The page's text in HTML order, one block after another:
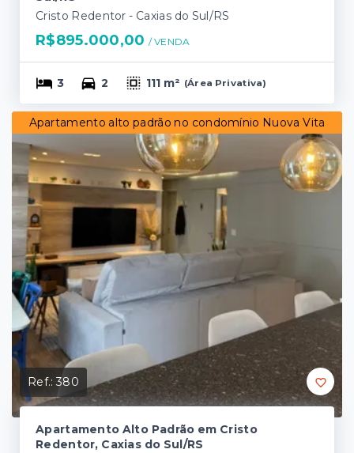
Cristo Redentor - Caxias do Sul/RS
R$895.000,00 / VENDA
3 2 111 m² (Área Privativa)
Apartamento alto padrão no condomínio Nuova Vita
Ref.:380
Apartamento Alto Padrão em Cristo
Redentor, Caxias do Sul/RS